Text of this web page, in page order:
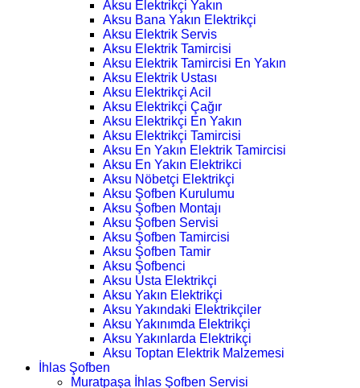
Aksu Elektrikçi Yakın
Aksu Bana Yakın Elektrikçi
Aksu Elektrik Servis
Aksu Elektrik Tamircisi
Aksu Elektrik Tamircisi En Yakın
Aksu Elektrik Ustası
Aksu Elektrikçi Acil
Aksu Elektrikçi Çağır
Aksu Elektrikçi En Yakın
Aksu Elektrikçi Tamircisi
Aksu En Yakın Elektrik Tamircisi
Aksu En Yakın Elektrikci
Aksu Nöbetçi Elektrikçi
Aksu Şofben Kurulumu
Aksu Şofben Montajı
Aksu Şofben Servisi
Aksu Şofben Tamircisi
Aksu Şofben Tamir
Aksu Şofbenci
Aksu Usta Elektrikçi
Aksu Yakın Elektrikçi
Aksu Yakındaki Elektrikçiler
Aksu Yakınımda Elektrikçi
Aksu Yakınlarda Elektrikçi
Aksu Toptan Elektrik Malzemesi
İhlas Şofben
Muratpaşa İhlas Şofben Servisi